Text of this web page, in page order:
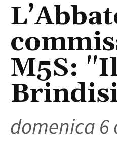
M5S:
domenica 6